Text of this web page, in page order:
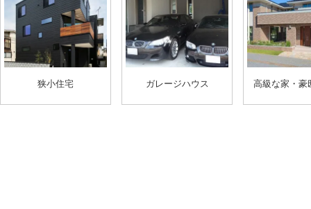
狭小住宅 ガレージハウス 高級な家・豪